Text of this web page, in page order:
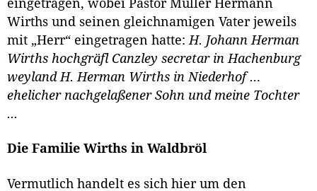
eingetragen, wobei Pastor Müller Hermann
Wirths und seinen gleichnamigen Vater jeweils
mit „Herr“ eingetragen hatte: H. Johann Herman
Wirths hochgräfl Canzley secretar in Hachenburg
weyland H. Herman Wirths in Niederhof …
ehelicher nachgelaßener Sohn und meine Tochter
...
Die Familie Wirths in Waldbröl
Vermutlich handelt es sich hier um den